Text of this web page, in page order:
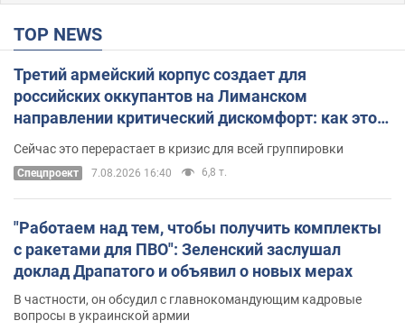
TOP NEWS
Третий армейский корпус создает для
российских оккупантов на Лиманском
направлении критический дискомфорт: как это
удалось
Сейчас это перерастает в кризис для всей группировки
Спецпроект 7.08.2026 16:40 6,8 т.
"Работаем над тем, чтобы получить комплекты
с ракетами для ПВО": Зеленский заслушал
доклад Драпатого и объявил о новых мерах
В частности, он обсудил с главнокомандующим кадровые
вопросы в украинской армии